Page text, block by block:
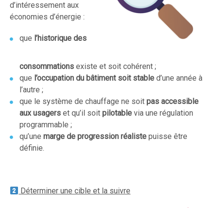
d’intéressement aux
économies d’énergie :
que l’historique des
consommations existe et soit cohérent ;
que l’occupation du bâtiment soit stable d’une année à
l’autre ;
que le système de chauffage ne soit pas accessible
aux usagers et qu’il soit pilotable via une régulation
programmable ;
qu’une marge de progression réaliste puisse être
définie.
Déterminer une cible et la suivre